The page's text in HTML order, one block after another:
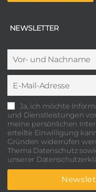
NEWSLETTER
Ja, ich möchte
und Dienstleistungen
meine persönlichen
erteilte Einwilligung
Gründen widerrufen
Thema Datenschutz
unserer